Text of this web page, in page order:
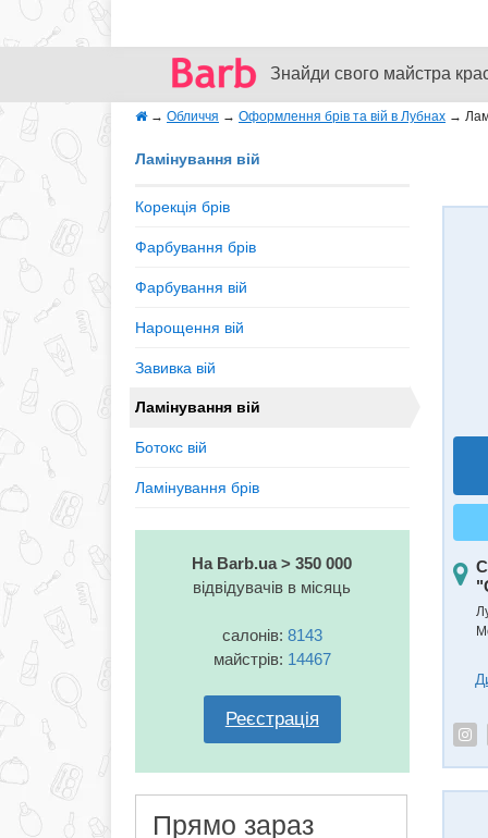
Знайди свого майстра
→ Обличчя → Оформлення брів та вій в Лубнах →
Ламінування вій
Корекція брів
Фарбування брів
Фарбування вій
Нарощення вій
Завивка вій
Ламінування вій
Ботокс вій
Ламінування брів
На Barb.ua > 350 000
відвідувачів в місяць
салонів: 8143
майстрів: 14467
Реєстрація
Прямо зараз